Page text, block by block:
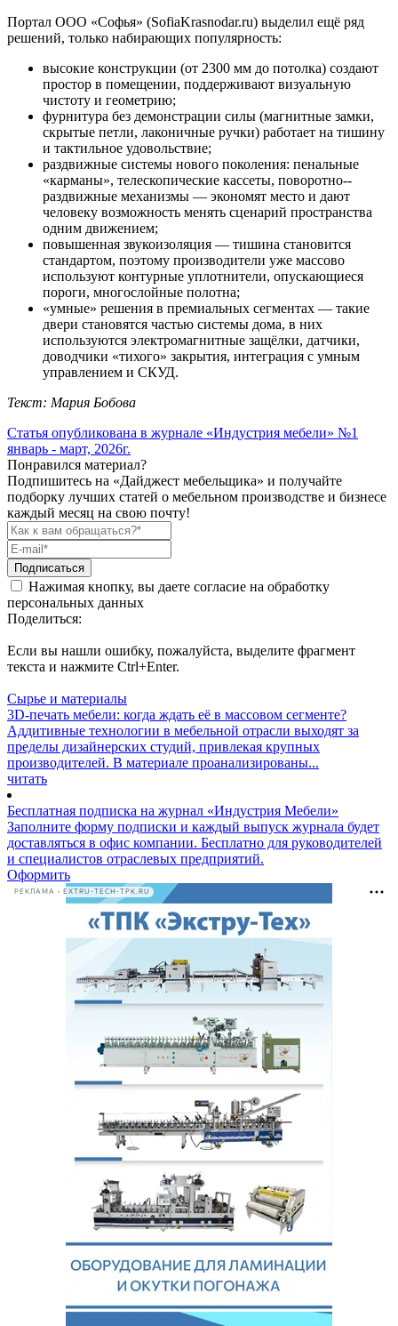
Портал ООО «Софья» (SofiaKrasnodar.ru) выделил ещё ряд
решений, только набирающих популярность:
высокие конструкции (от 2300 мм до потолка) создают
простор в помещении, поддерживают визуальную
чистоту и геометрию;
фурнитура без демонстрации силы (магнитные замки,
скрытые петли, лаконичные ручки) работает на тишину
и тактильное удовольствие;
раздвижные системы нового поколения: пенальные
«карманы», телескопические кассеты, поворотно-­
раздвижные механизмы ― экономят место и дают
человеку возможность менять сценарий пространства
одним движением;
повышенная звукоизоляция — тишина становится
стандартом, поэтому производители уже массово
используют контурные уплотнители, опускающиеся
пороги, многослойные полотна;
«умные» решения в премиальных сегментах — такие
двери становятся частью системы дома, в них
используются электромагнитные защёлки, датчики,
доводчики «тихого» закрытия, интеграция с умным
управлением и СКУД.
Текст: Мария Бобова
Статья опубликована в журнале «Индустрия мебели» №1
январь - март, 2026г.
Понравился материал?
Подпишитесь на «Дайджест мебельщика» и получайте
подборку лучших статей о мебельном производстве и бизнесе
каждый месяц на свою почту!
Подписаться
Нажимая кнопку, вы даете согласие на обработку
персональных данных
Поделиться:
Если вы нашли ошибку, пожалуйста, выделите фрагмент
текста и нажмите Ctrl+Enter.
Сырье и материалы
3D-печать мебели: когда ждать её в массовом сегменте?
Аддитивные технологии в мебельной отрасли выходят за
пределы дизайнерских студий, привлекая крупных
производителей. В материале проанализированы...
читать
Бесплатная подписка на журнал «Индустрия Мебели»
Заполните форму подписки и каждый выпуск журнала будет
доставляться в офис компании. Бесплатно для руководителей
и специалистов отраслевых предприятий.
Оформить
РЕКЛАМА • EXTRU-TECH-TPK.RU